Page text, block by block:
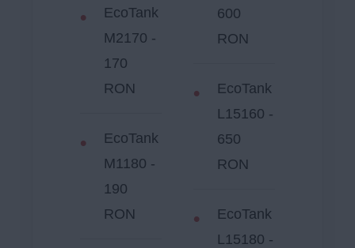
EcoTank
M2170 -
170
RON
EcoTank
M1180 -
190
RON
600
RON
EcoTank
L15160 -
650
RON
EcoTank
L15180 -